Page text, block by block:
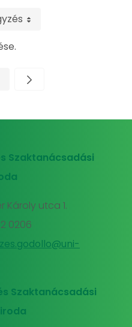
Szaktanácsadási
Károly utca 1.
0206
Szaktanácsadási